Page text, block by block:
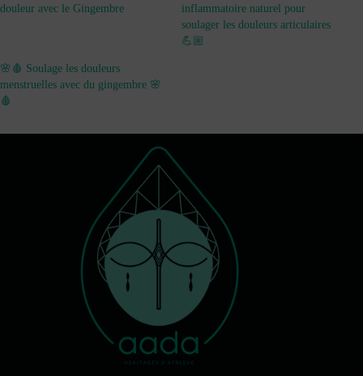
douleur avec le Gingembre
inflammatoire naturel pour
soulager les douleurs articulaires
💪🏼
🌸🩸 Soulage les douleurs
menstruelles avec du gingembre 🌸
🩸